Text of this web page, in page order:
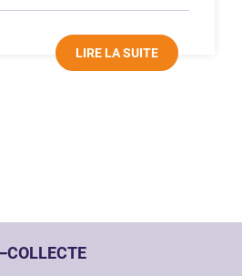
LIRE LA SUITE
COLLECTE